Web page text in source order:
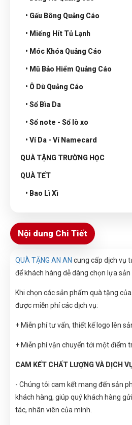
• Gấu Bông Quảng Cáo
• Miếng Hít Tủ Lạnh
• Móc Khóa Quảng Cáo
• Mũ Bảo Hiểm Quảng Cáo
• Ô Dù Quảng Cáo
• Sổ Bìa Da
• Sổ note - Sổ lò xo
• Ví Da - Ví Namecard
QUÀ TẶNG TRƯỜNG HỌC
QUÀ TẾT
• Bao Lì Xì
Nội dung Chi Tiết
QUÀ TẶNG AN AN cung cấp dịch vụ
để khách hàng dễ dàng chọn lựa sản
Khi chọn các sản phẩm quà tặng
được miễn phí các dịch vụ:
+ Miễn phí tư vấn, thiết kế logo lên
+ Miễn phí vận chuyển tới một điểm
CAM KẾT CHẤT LƯỢNG VÀ DỊCH
- Chúng tôi cam kết mang đến sản
khách hàng, giúp quý khách hàng
tác, nhân viên của mình.